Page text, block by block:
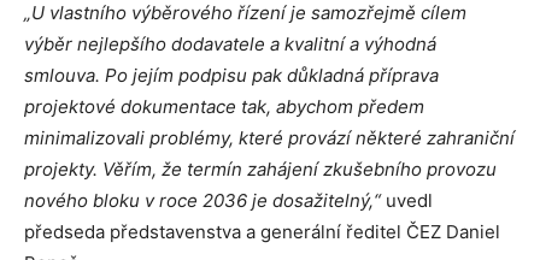
„U vlastního výběrového řízení je samozřejmě cílem
výběr nejlepšího dodavatele a kvalitní a výhodná
smlouva. Po jejím podpisu pak důkladná příprava
projektové dokumentace tak, abychom předem
minimalizovali problémy, které provází některé zahraniční
projekty. Věřím, že termín zahájení zkušebního provozu
nového bloku v roce 2036 je dosažitelný,“uvedl
předseda představenstva a generální ředitel ČEZ Daniel